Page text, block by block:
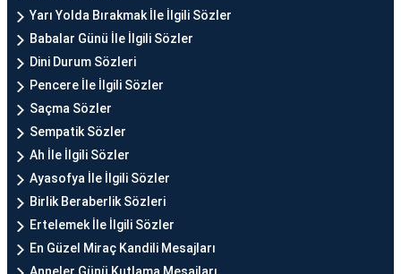
Yarı Yolda Bırakmak İle İlgili Sözler
Babalar Günü İle İlgili Sözler
Dini Durum Sözleri
Pencere İle İlgili Sözler
Saçma Sözler
Sempatik Sözler
Ah İle İlgili Sözler
Ayasofya İle İlgili Sözler
Birlik Beraberlik Sözleri
Ertelemek İle İlgili Sözler
En Güzel Miraç Kandili Mesajları